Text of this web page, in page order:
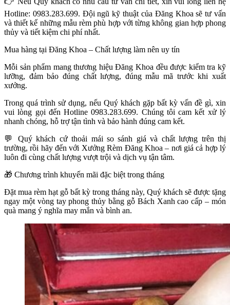
Hotline: 0983.283.699. Đội ngũ kỹ thuật của Đăng Khoa sẽ tư vấn
và thiết kế những mẫu rèm phù hợp với từng không gian hợp phong
thủy và tiết kiệm chi phí nhất.
Mua hàng tại Đăng Khoa – Chất lượng làm nên uy tín
Mỗi sản phẩm mang thương hiệu Đăng Khoa đều được kiểm tra kỹ
lưỡng, đảm bảo đúng chất lượng, đúng mẫu mã trước khi xuất
xưởng.
Trong quá trình sử dụng, nếu Quý khách gặp bất kỳ vấn đề gì, xin
vui lòng gọi đến Hotline 0983.283.699. Chúng tôi cam kết xử lý
nhanh chóng, hỗ trợ tận tình và bảo hành đúng cam kết.
💬 Quý khách cứ thoải mái so sánh giá và chất lượng trên thị
trường, rồi hãy đến với Xưởng Rèm Đăng Khoa – nơi giá cả hợp lý
luôn đi cùng chất lượng vượt trội và dịch vụ tận tâm.
🎁 Chương trình khuyến mãi đặc biệt trong tháng
Đặt mua rèm hạt gỗ bất kỳ trong tháng này, Quý khách sẽ được tặng
ngay một vòng tay phong thủy bằng gỗ Bách Xanh cao cấp – món
quà mang ý nghĩa may mắn và bình an.